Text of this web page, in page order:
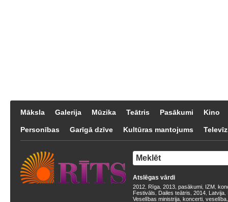
Māksla Galerija Mūzika Teātris Pasākumi Kino
Personības Garīgā dzīve Kultūras mantojums
Atslēgas vārdi
2012 Rīga 2013 pasākumi IZM
Festivāls
Dailes teātris 2014 Latvija
Veselības ministrija koncerti veselība